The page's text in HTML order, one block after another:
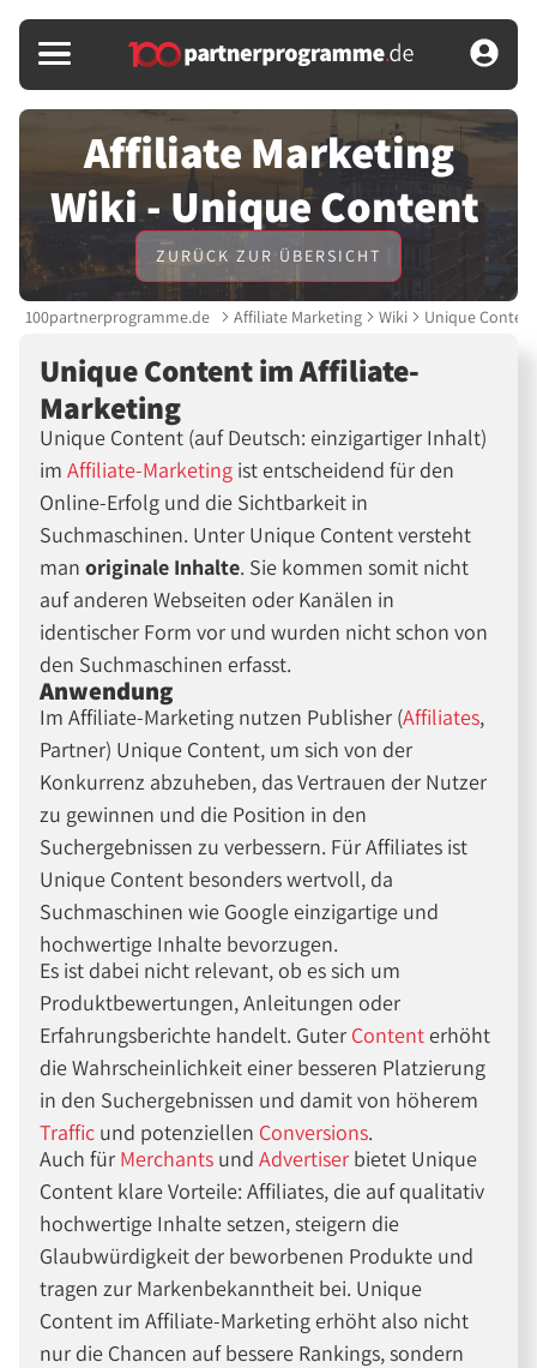
Affiliate Marketing
Wiki - Unique Content
ZURÜCK ZUR ÜBERSICHT
100partnerprogramme.de Affiliate Marketing Wiki Unique
Unique Content im Affiliate-
Marketing
Unique Content (auf Deutsch: einzigartiger Inhalt)
imAffiliate-Marketing ist entscheidend für den
Online-Erfolg und die Sichtbarkeit in
Suchmaschinen. Unter Unique Content versteht
manoriginale Inhalte. Sie kommen somit nicht
auf anderen Webseiten oder Kanälen in
identischer Form vor und wurden nicht schon von
den Suchmaschinen erfasst.
Anwendung
Im Affiliate-Marketing nutzen Publisher (Affiliates,
Partner) Unique Content, um sich von der
Konkurrenz abzuheben, das Vertrauen der Nutzer
zu gewinnen und die Position in den
Suchergebnissen zu verbessern. Für Affiliates ist
Unique Content besonders wertvoll, da
Suchmaschinen wie Google einzigartige und
hochwertige Inhalte bevorzugen.
Es ist dabei nicht relevant, ob es sich um
Produktbewertungen, Anleitungen oder
Erfahrungsberichte handelt. Guter Contenterhöht
die Wahrscheinlichkeit einer besseren Platzierung
in den Suchergebnissen und damit von höherem
Traffic und potenziellen Conversions.
Auch für Merchants undAdvertiser bietet Unique
Content klare Vorteile: Affiliates, die auf qualitativ
hochwertige Inhalte setzen, steigern die
Glaubwürdigkeit der beworbenen Produkte und
tragen zur Markenbekanntheit bei. Unique
Content im Affiliate-Marketing erhöht also nicht
nur die Chancen auf bessere Rankings, sondern